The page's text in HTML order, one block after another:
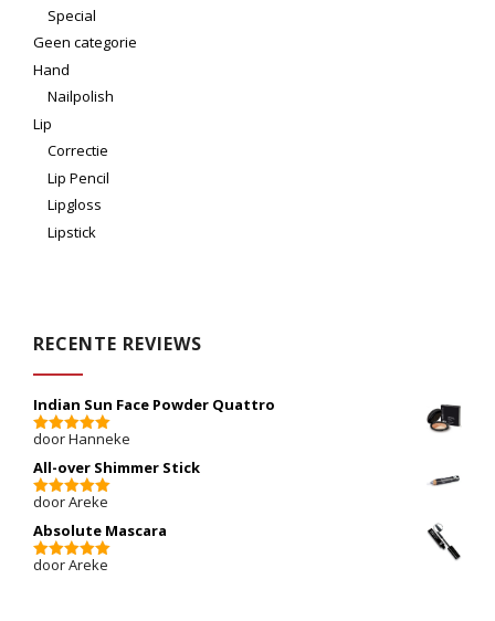
Special
Geen categorie
Hand
Nailpolish
Lip
Correctie
Lip Pencil
Lipgloss
Lipstick
RECENTE REVIEWS
Indian Sun Face Powder Quattro
5van 5
door Hanneke
All-over Shimmer Stick
5van 5
door Areke
Absolute Mascara
5van 5
door Areke